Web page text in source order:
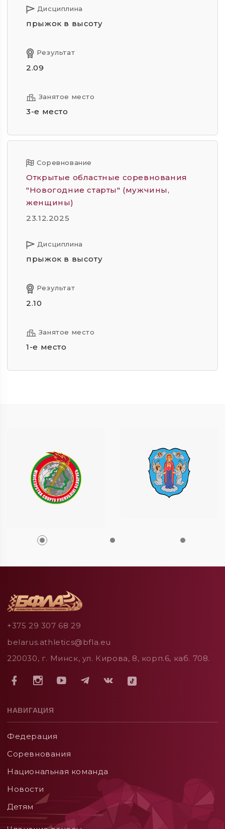
Дисциплина
прыжок в высоту
Результат
2.09
Занятое место
3-е место
Соревнование
Открытые областные соревнования
"Новогодние старты" (мужчины,
женщины)
23.12.2025
Дисциплина
прыжок в высоту
Результат
2.10
Занятое место
1-е место
+375 29 307 68 29
belarus.athletics@bfla.eu
220030, г. Минск, ул. Кирова, 8, корп.6, каб. 708.
НАВИГАЦИЯ
Федерация
Соревнования
Национальная команда
Новости
Детям